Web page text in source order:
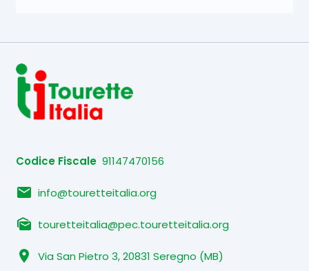
Codice Fiscale 91147470156
email info@touretteitalia.org
mark_as_unread touretteitalia@pec.touretteitalia.org
location_on Via San Pietro 3, 20831 Seregno (MB)